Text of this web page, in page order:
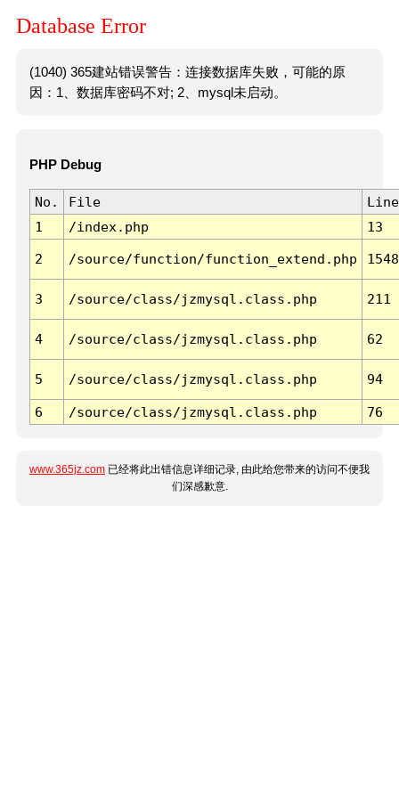
Database Error
(1040) 365建站错误警告：连接数据库失败，可能的原
因：1、数据库密码不对; 2、mysql未启动。
PHP Debug
No. File
Line
1
/index.php 13
2 /source/function/function_extend.php 1548
3 /source/class/jzmysql.class.php 211
4 /source/class/jzmysql.class.php 62
5 /source/class/jzmysql.class.php 94
6 /source/class/jzmysql.class.php 76
www.365jz.com 已经将此出错信息详细记录, 由此给您带来的访问不便我
们深感歉意.